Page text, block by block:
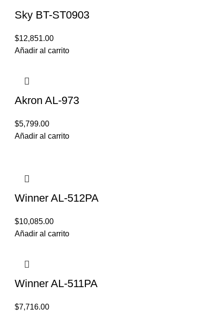
Sky BT-ST0903
$12,851.00
Añadir al carrito
Akron AL-973
$5,799.00
Añadir al carrito
Winner AL-512PA
$10,085.00
Añadir al carrito
Winner AL-511PA
$7,716.00